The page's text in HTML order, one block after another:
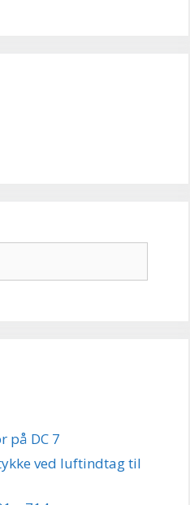
på DC 7
ved luftindtag til